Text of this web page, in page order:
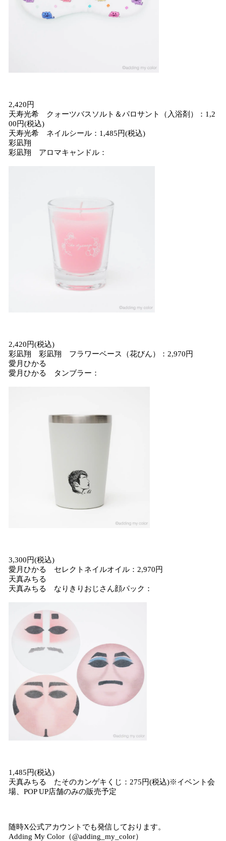
2,420円
天寿光希 クォーツバスソルト＆パロサント（入浴剤）：1,2
00円(税込)
天寿光希 ネイルシール：1,485円(税込)
彩凪翔
彩凪翔 アロマキャンドル：
2,420円(税込)
彩凪翔 彩凪翔 フラワーベース（花びん）：2,970円
愛月ひかる
愛月ひかる タンブラー：
3,300円(税込)
愛月ひかる セレクトネイルオイル：2,970円
天真みちる
天真みちる なりきりおじさん顔パック：
1,485円(税込)
天真みちる たそのカンゲキくじ：275円(税込)※イベント会
場、POP UP店舗のみの販売予定
随時X公式アカウントでも発信しております。
Adding My Color（@adding_my_color）